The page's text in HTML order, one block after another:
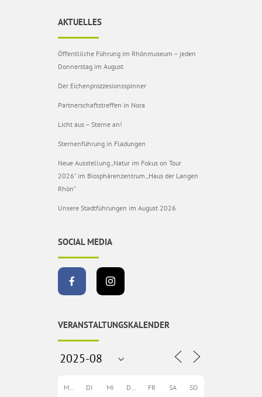
AKTUELLES
Öffentlilche Führung im Rhönmuseum – jeden
Donnerstag im August
Der Eichenprozzesionsspinner
Partnerschaftstreffen in Nora
Licht aus – Sterne an!
Sternenführung in Fladungen
Neue Ausstellung „Natur im Fokus on Tour
2026“ im Biosphärenzentrum „Haus der Langen
Rhön“
Unsere Stadtführungen im August 2026
SOCIAL MEDIA
VERANSTALTUNGSKALENDER
MO DI MI DO FR SA SO